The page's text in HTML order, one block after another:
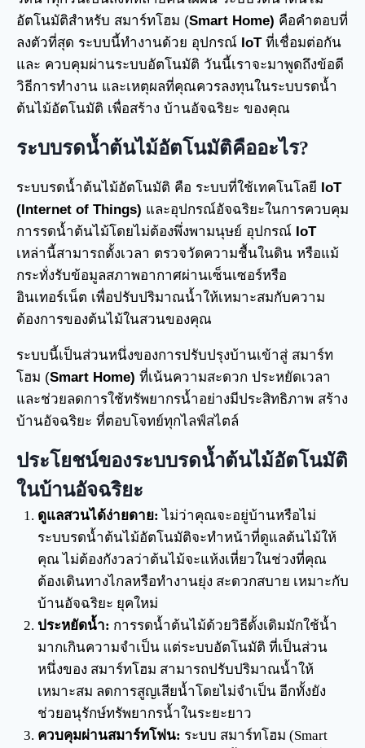
อัตโนมัติสำหรับ สมาร์ทโฮม (Smart Home) คือคำตอบที่
ลงตัวที่สุด ระบบนี้ทำงานด้วย อุปกรณ์ IoTที่เชื่อมต่อกัน
และ ควบคุมผ่านระบบอัตโนมัติ วันนี้เราจะมาพูดถึงข้อดี
วิธีการทำงาน และเหตุผลที่คุณควรลงทุนในระบบรดน้ำ
ต้นไม้อัตโนมัติ เพื่อสร้าง บ้านอัจฉริยะ ของคุณ
ระบบรดน้ำต้นไม้อัตโนมัติคืออะไร?
ระบบรดน้ำต้นไม้อัตโนมัติ คือ ระบบที่ใช้เทคโนโลยี IoT
(Internet of Things) และอุปกรณ์อัจฉริยะในการควบคุม
การรดน้ำต้นไม้โดยไม่ต้องพึ่งพามนุษย์ อุปกรณ์ IoT
เหล่านี้สามารถตั้งเวลา ตรวจวัดความชื้นในดิน หรือแม้
กระทั่งรับข้อมูลสภาพอากาศผ่านเซ็นเซอร์หรือ
อินเทอร์เน็ต เพื่อปรับปริมาณน้ำให้เหมาะสมกับความ
ต้องการของต้นไม้ในสวนของคุณ
ระบบนี้เป็นส่วนหนึ่งของการปรับปรุงบ้านเข้าสู่ สมาร์ท
โฮม (Smart Home) ที่เน้นความสะดวก ประหยัดเวลา
และช่วยลดการใช้ทรัพยากรน้ำอย่างมีประสิทธิภาพ สร้าง
บ้านอัจฉริยะ ที่ตอบโจทย์ทุกไลฟ์สไตล์
ประโยชน์ของระบบรดน้ำต้นไม้อัตโนมัติ
ในบ้านอัจฉริยะ
ดูแลสวนได้ง่ายดาย:ไม่ว่าคุณจะอยู่บ้านหรือไม่
ระบบรดน้ำต้นไม้อัตโนมัติจะทำหน้าที่ดูแลต้นไม้ให้
คุณ ไม่ต้องกังวลว่าต้นไม้จะแห้งเหี่ยวในช่วงที่คุณ
ต้องเดินทางไกลหรือทำงานยุ่ง สะดวกสบาย เหมาะกับ
บ้านอัจฉริยะ ยุคใหม่
ประหยัดน้ำ: การรดน้ำต้นไม้ด้วยวิธีดั้งเดิมมักใช้น้ำ
มากเกินความจำเป็น แต่ระบบอัตโนมัติ ที่เป็นส่วน
หนึ่งของ สมาร์ทโฮม สามารถปรับปริมาณน้ำให้
เหมาะสม ลดการสูญเสียน้ำโดยไม่จำเป็น อีกทั้งยัง
ช่วยอนุรักษ์ทรัพยากรน้ำในระยะยาว
ควบคุมผ่านสมาร์ทโฟน: ระบบ สมาร์ทโฮม (Smart